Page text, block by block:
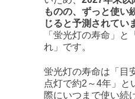
ものの、ずっと使い
じると予測されてい
「蛍光灯の寿命」と
れ」です。
蛍光灯の寿命は「目
点灯で約2～4年」と
際にいつまで使い続